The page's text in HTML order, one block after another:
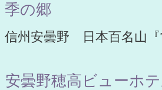
季の郷
信州安曇野 日本百名山『
安曇野穂高ビューホ